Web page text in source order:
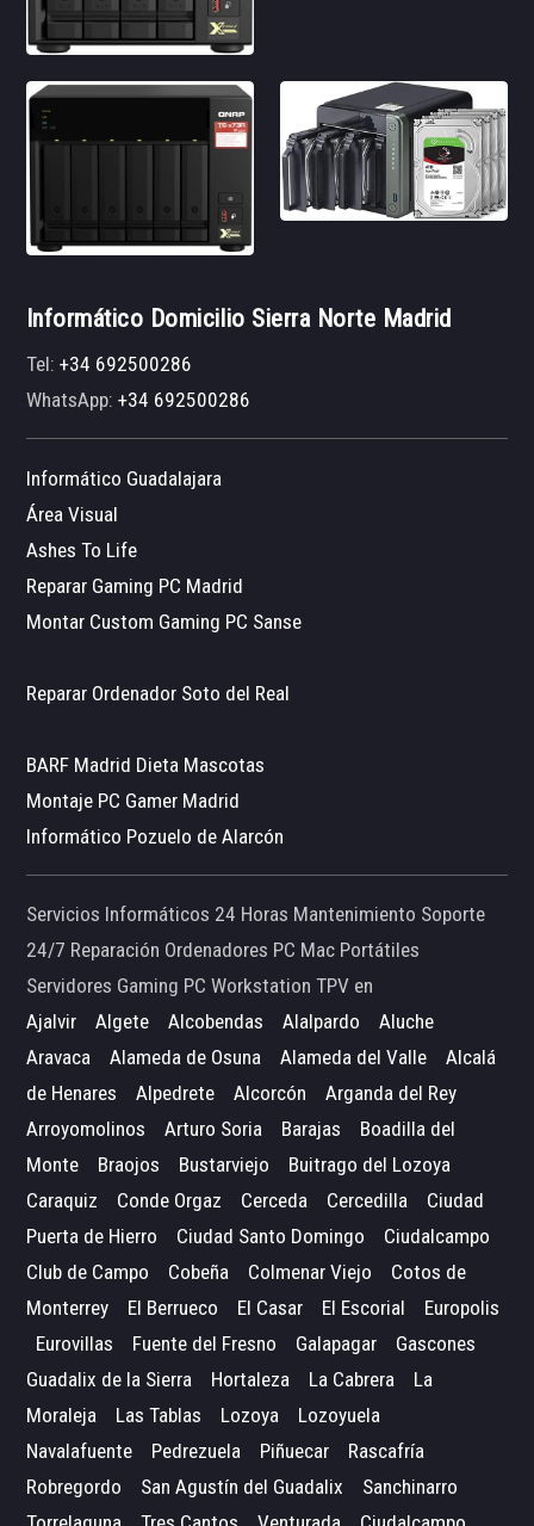
Informático Domicilio Sierra Norte Madrid
Tel:+34 692500286
WhatsApp:+34 692500286
Informático Guadalajara
Área Visual
Ashes To Life
Reparar Gaming PC Madrid
Montar Custom Gaming PC Sanse
Reparar Ordenador Soto del Real
BARF Madrid Dieta Mascotas
Montaje PC Gamer Madrid
Informático Pozuelo de Alarcón
Servicios Informáticos 24 Horas Mantenimiento Soporte
24/7 Reparación Ordenadores PC Mac Portátiles
Servidores Gaming PC Workstation TPV en
Ajalvir
Algete Alcobendas Alalpardo
Aluche
Aravaca
Alameda de Osuna Alameda del Valle
Alcalá
de Henares
Alpedrete Alcorcón
Arganda del Rey
Arroyomolinos
Arturo Soria Barajas
Boadilla del
Monte
Braojos Bustarviejo
Buitrago del Lozoya
Caraquiz
Conde Orgaz Cerceda Cercedilla
Ciudad
Puerta de Hierro
Ciudad Santo Domingo
Ciudalcampo
Club de Campo
Cobeña Colmenar Viejo
Cotos de
Monterrey
El Berrueco El Casar El Escorial
Europolis
Eurovillas
Fuente del Fresno Galapagar
Gascones
Guadalix de la Sierra
Hortaleza La Cabrera
La
Moraleja
Las Tablas Lozoya
Lozoyuela
Navalafuente
Pedrezuela Piñuecar
Rascafría
Robregordo
San Agustín del Guadalix
Sanchinarro